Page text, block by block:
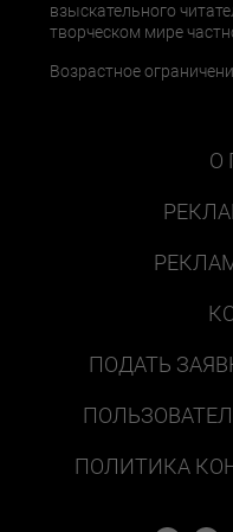
взыскательного
творческом мире
Возрастное
О
ПОДАТЬ
ПОЛИТИКА